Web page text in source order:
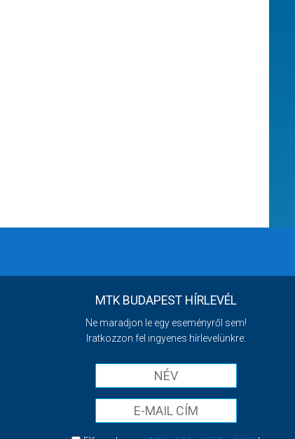
MTK BUDAPEST HÍRLEVÉL
Ne maradjon le egy eseményről sem!
Iratkozzon fel ingyenes hírlevelünkre: